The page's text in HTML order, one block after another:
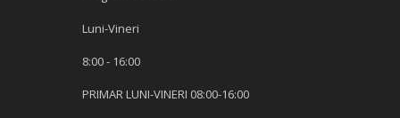
Luni-Vineri
8:00 - 16:00
PRIMAR LUNI-VINERI 08:00-16:00